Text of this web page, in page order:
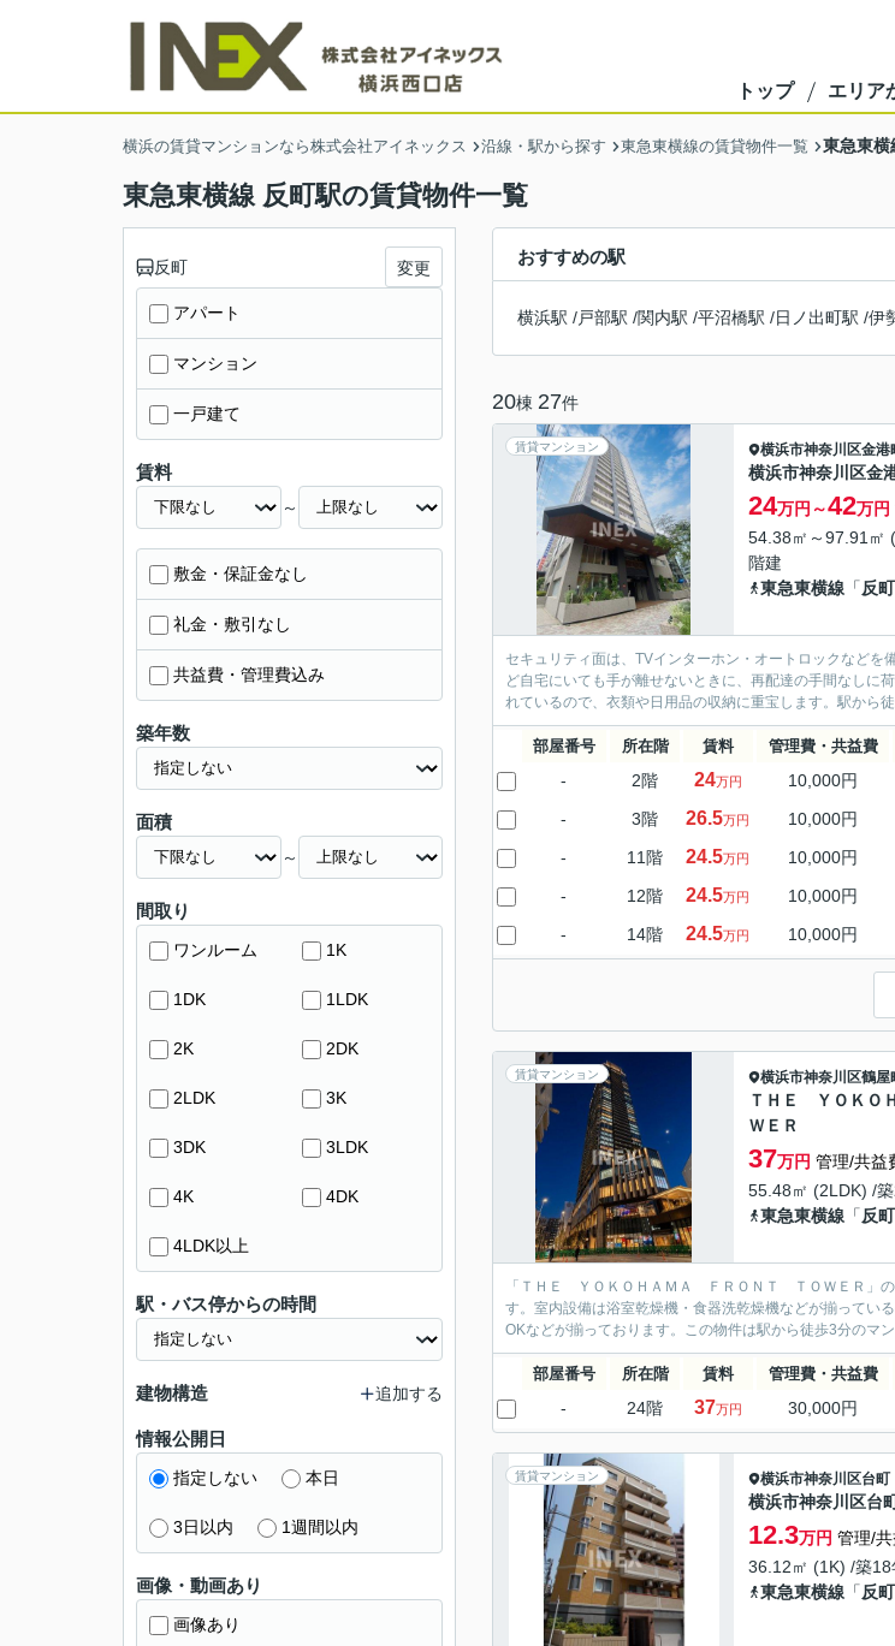
トップ エリア
横浜の賃貸マンションなら株式会社アイネックス 沿線・駅から探す 東急東横線の賃貸物件一覧 東急東横
東急東横線 反町駅の賃貸物件一覧
おすすめの駅
横浜駅 /戸部駅 /関内駅 /平沼橋駅 /日ノ出町駅 /伊
20棟 27件
賃貸マンション 横浜市神奈川区金港
横浜市神奈川区金
24万円～42万円
54.38㎡～97.91㎡
階建
東急東横線 「 反町
セキュリティ面は、TVインターホン・オートロックなど
ど自宅にいても手が離せないときに、再配達の手間なしに
れているので、衣類や日用品の収納に重宝します。駅から
部屋番号 所在階 賃料 管理費・共益費
- 2階 24万円 10,000円
- 3階 26.5万円 10,000円
- 11階 24.5万円 10,000円
- 12階 24.5万円 10,000円
- 14階 24.5万円 10,000円
賃貸マンション 横浜市神奈川区鶴屋
ＴＨＥ ＹＯＫＯ
ＷＥＲ
37万円 管理/共益
55.48㎡ (2LDK) /
東急東横線 「 反町
「ＴＨＥ ＹＯＫＯＨＡＭＡ ＦＲＯＮＴ ＴＯＷＥＲ」の
す。室内設備は浴室乾燥機・食器洗乾燥機などが揃ってい
OKなどが揃っております。この物件は駅から徒歩3分のマ
部屋番号 所在階 賃料 管理費・共益費
- 24階 37万円 30,000円
賃貸マンション 横浜市神奈川区台町
横浜市神奈川区台
12.3万円 管理/
36.12㎡ (1K) /築18
東急東横線 「 反町
反町 変更
アパート
マンション
一戸建て
賃料
～
敷金・保証金なし
礼金・敷引なし
共益費・管理費込み
築年数
面積
～
間取り
ワンルーム 1K
1DK 1LDK
2K 2DK
2LDK 3K
3DK 3LDK
4K 4DK
4LDK以上
駅・バス停からの時間
建物構造 追加する
情報公開日
指定しない 本日
3日以内 1週間以内
画像・動画あり
画像あり